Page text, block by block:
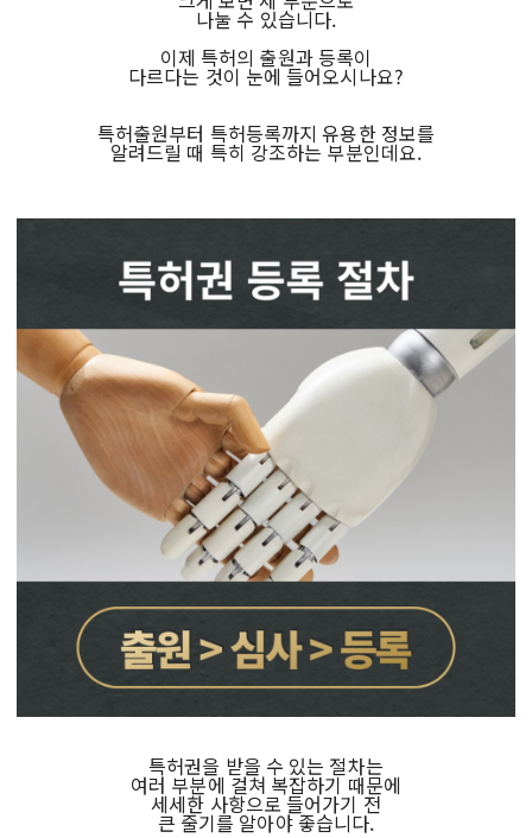
나눌 수 있습니다.
이제 특허의 출원과 등록이
다르다는 것이 눈에 들어오시나요?
특허출원부터 특허등록까지 유용한 정보를
알려드릴 때 특히 강조하는 부분인데요.
특허권을 받을 수 있는 절차는
여러 부분에 걸쳐 복잡하기 때문에
세세한 사항으로 들어가기 전
큰 줄기를 알아야 좋습니다.